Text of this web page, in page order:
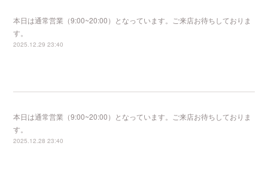
本日は通常営業（9:00~20:00）となっています。ご来店お待ちしておりま
す。
2025.12.29 23:40
本日は通常営業（9:00~20:00）となっています。ご来店お待ちしておりま
す。
2025.12.28 23:40